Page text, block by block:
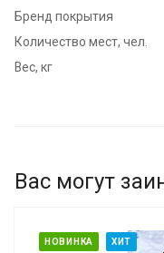
Бренд покрытия
Количество мест, чел.
Вес, кг
Вас могут
НОВИНКА ХИТ